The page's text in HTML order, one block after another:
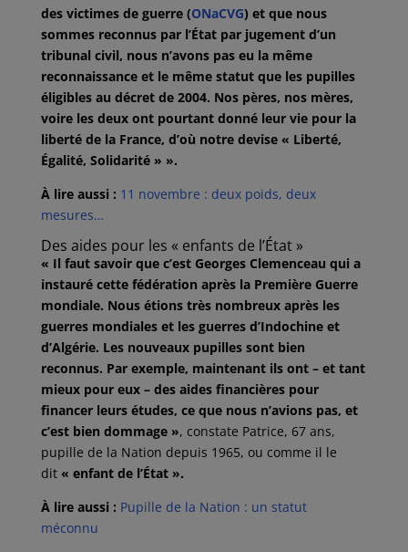
des victimes de guerre (ONaCVG) et que nous
sommes reconnus par l’État par jugement d’un
tribunal civil, nous n’avons pas eu la même
reconnaissance et le même statut que les pupilles
éligibles au décret de 2004. Nos pères, nos mères,
voire les deux ont pourtant donné leur vie pour la
liberté de la France, d’où notre devise « Liberté,
Égalité, Solidarité » ».
À lire aussi : 11 novembre : deux poids, deux
mesures…
Des aides pour les « enfants de l’État »
« Il faut savoir que c’est Georges Clemenceau qui a
instauré cette fédération après la Première Guerre
mondiale. Nous étions très nombreux après les
guerres mondiales et les guerres d’Indochine et
d’Algérie. Les nouveaux pupilles sont bien
reconnus. Par exemple, maintenant ils ont – et tant
mieux pour eux – des aides financières pour
financer leurs études, ce que nous n’avions pas, et
c’est bien dommage »​, constate Patrice, 67 ans,
pupille de la Nation depuis 1965, ou comme il le
dit « enfant de l’État ».
À lire aussi : Pupille de la Nation : un statut
méconnu